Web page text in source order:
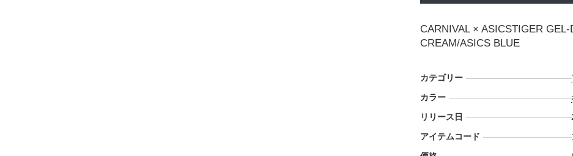
CARNIVAL × ASICSTIGER
CREAM/ASICS BLUE
カテゴリー
カラー
リリース日
アイテムコード